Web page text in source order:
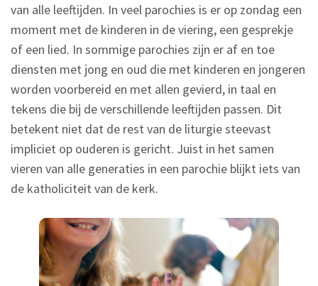
van alle leeftijden. In veel parochies is er op zondag een
moment met de kinderen in de viering, een gesprekje
of een lied. In sommige parochies zijn er af en toe
diensten met jong en oud die met kinderen en jongeren
worden voorbereid en met allen gevierd, in taal en
tekens die bij de verschillende leeftijden passen. Dit
betekent niet dat de rest van de liturgie steevast
impliciet op ouderen is gericht. Juist in het samen
vieren van alle generaties in een parochie blijkt iets van
de katholiciteit van de kerk.